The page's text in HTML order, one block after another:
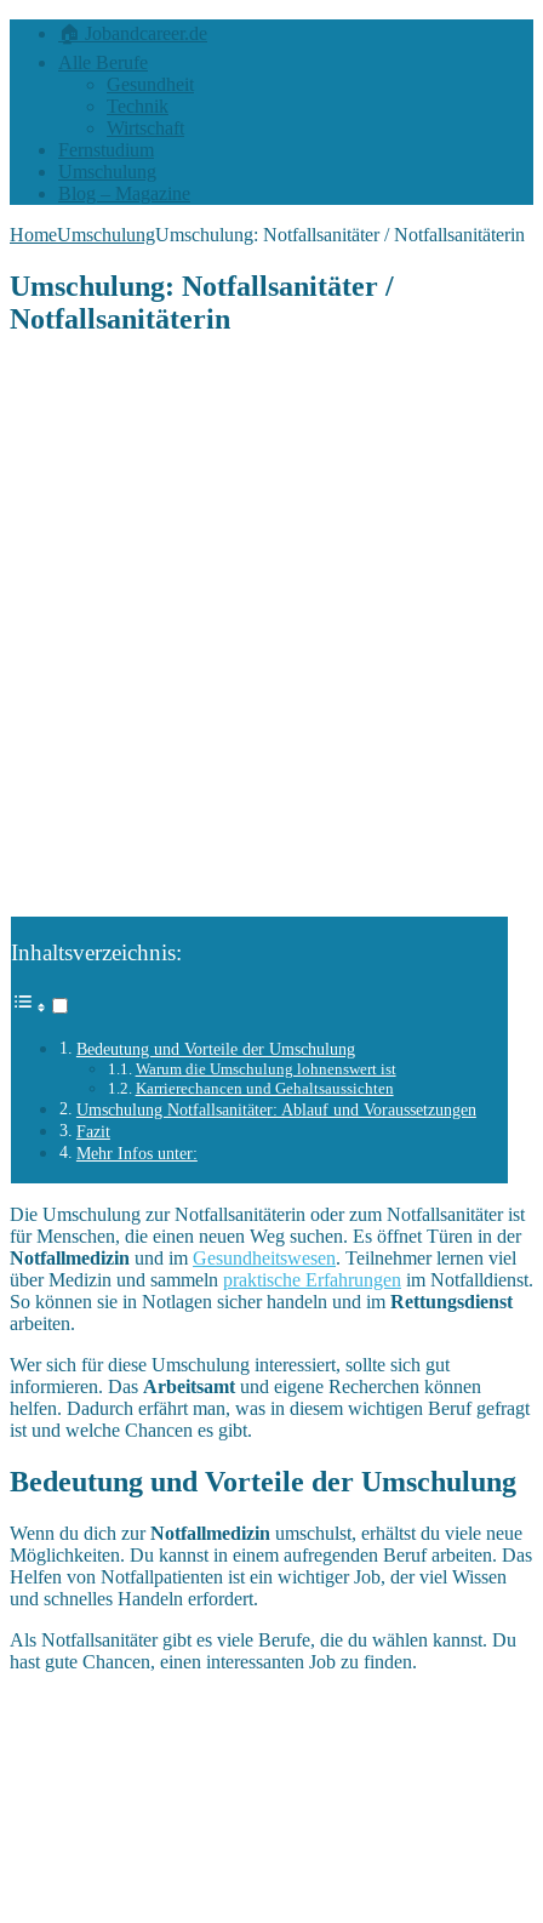
🏠 Jobandcareer.de
Alle Berufe
Gesundheit
Technik
Wirtschaft
Fernstudium
Umschulung
Blog – Magazine
HomeUmschulungUmschulung: Notfallsanitäter / Notfallsanitäterin
Umschulung: Notfallsanitäter /
Notfallsanitäterin
Inhaltsverzeichnis:
Bedeutung und Vorteile der Umschulung
Warum die Umschulung lohnenswert ist
Karrierechancen und Gehaltsaussichten
Umschulung Notfallsanitäter: Ablauf und Voraussetzungen
Fazit
Mehr Infos unter:
Die Umschulung zur Notfallsanitäterin oder zum Notfallsanitäter ist
für Menschen, die einen neuen Weg suchen. Es öffnet Türen in der
Notfallmedizin und im Gesundheitswesen. Teilnehmer lernen viel
über Medizin und sammeln praktische Erfahrungen im Notfalldienst.
So können sie in Notlagen sicher handeln und im Rettungsdienst
arbeiten.
Wer sich für diese Umschulung interessiert, sollte sich gut
informieren. Das Arbeitsamt und eigene Recherchen können
helfen. Dadurch erfährt man, was in diesem wichtigen Beruf gefragt
ist und welche Chancen es gibt.
Bedeutung und Vorteile der Umschulung
Wenn du dich zurNotfallmedizin umschulst, erhältst du viele neue
Möglichkeiten. Du kannst in einem aufregenden Beruf arbeiten. Das
Helfen von Notfallpatienten ist ein wichtiger Job, der viel Wissen
und schnelles Handeln erfordert.
Als Notfallsanitäter gibt es viele Berufe, die du wählen kannst. Du
hast gute Chancen, einen interessanten Job zu finden.